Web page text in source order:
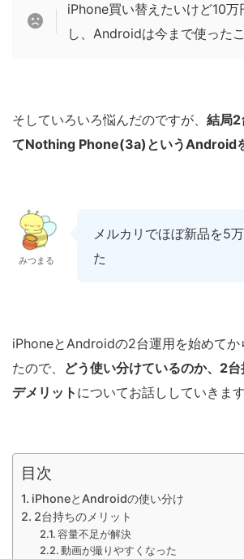
iPhone買い替えたいけど10万
し、Androidは今まで使った
そしていろいろ悩んだのですが、 結局2
てNothing Phone(3a)というAndroidを
みつまる
メルカリでほぼ新品を5
た
iPhoneとAndroidの2台運用を始めてか
たので、 どう使い分けているのか、2台
デメリット についてお話ししていきます
目次
iPhoneとAndroidの使い分け
2台持ちのメリット
容量不足が解決
動画が撮りやすくなった